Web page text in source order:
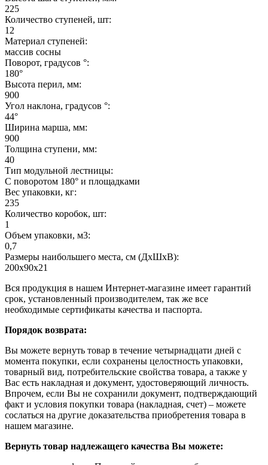
225
Количество ступеней, шт:
12
Материал ступеней:
массив сосны
Поворот, градусов °:
180°
Высота перил, мм:
900
Угол наклона, градусов °:
44°
Ширина марша, мм:
900
Толщина ступени, мм:
40
Тип модульной лестницы:
С поворотом 180° и площадками
Вес упаковки, кг:
235
Количество коробок, шт:
1
Объем упаковки, м3:
0,7
Размеры наибольшего места, см (ДхШхВ):
200х90х21
Вся продукция в нашем Интернет-магазине имеет гарантий
срок, установленный производителем, так же все
необходимые сертификаты качества и паспорта.
Порядок возврата:
Вы можете вернуть товар в течение четырнадцати дней с
момента покупки, если сохранены целостность упаковки,
товарный вид, потребительские свойства товара, а также у
Вас есть накладная и документ, удостоверяющий личность.
Впрочем, если Вы не сохранили документ, подтверждающий
факт и условия покупки товара (накладная, счет) – можете
сослаться на другие доказательства приобретения товара в
нашем магазине.
Вернуть товар надлежащего качества Вы можете: